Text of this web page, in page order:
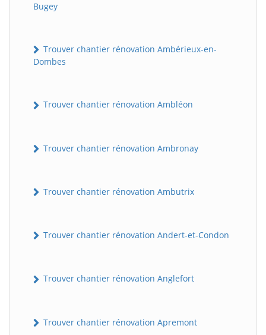
Bugey
Trouver chantier rénovation Ambérieux-en-
Dombes
Trouver chantier rénovation Ambléon
Trouver chantier rénovation Ambronay
Trouver chantier rénovation Ambutrix
Trouver chantier rénovation Andert-et-Condon
Trouver chantier rénovation Anglefort
Trouver chantier rénovation Apremont